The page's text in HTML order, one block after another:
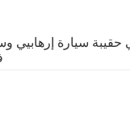
حقيبة سيارة إرهابيي